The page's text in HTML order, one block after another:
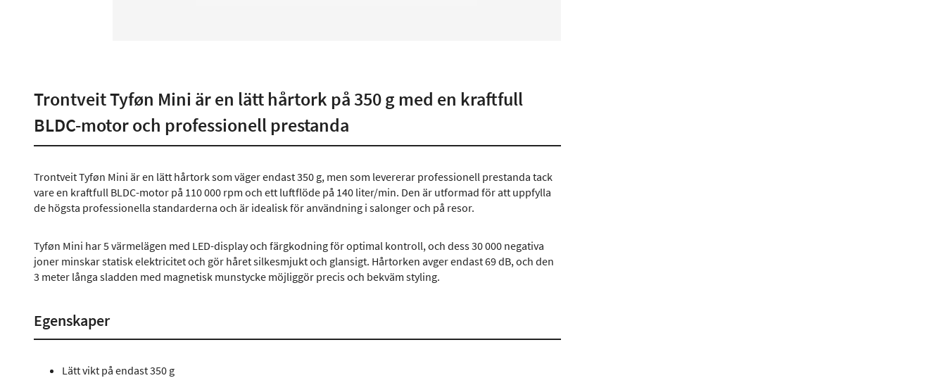
Trontveit Tyføn Mini är en lätt hårtork på 350 g med en kraftfull
BLDC-motor och professionell prestanda
Trontveit Tyføn Mini är en lätt hårtork som väger endast 350 g, men som levererar professionell prestanda tack
vare en kraftfull BLDC-motor på 110 000 rpm och ett luftflöde på 140 liter/min. Den är utformad för att uppfylla
de högsta professionella standarderna och är idealisk för användning i salonger och på resor.
Tyføn Mini har 5 värmelägen med LED-display och färgkodning för optimal kontroll, och dess 30 000 negativa
joner minskar statisk elektricitet och gör håret silkesmjukt och glansigt. Hårtorken avger endast 69 dB, och den
3 meter långa sladden med magnetisk munstycke möjliggör precis och bekväm styling.
Egenskaper
Lätt vikt på endast 350 g